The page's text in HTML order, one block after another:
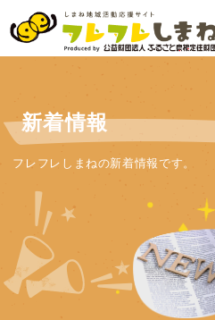
新着情報
フレフレしまねの新着情報です。